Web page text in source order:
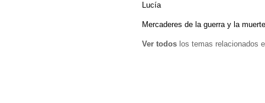
Lucía
Mercaderes de la guerra y la muerte
Ver todos los temas relacionados